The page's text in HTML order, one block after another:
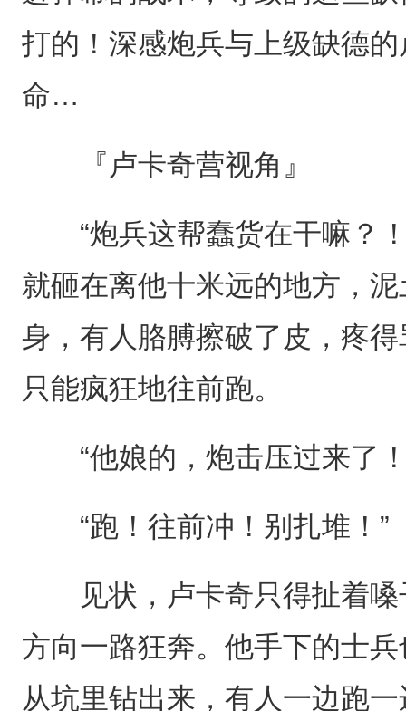
打的！深感炮兵与上级缺德
命…
『卢卡奇营视角』
“炮兵这帮蠢货在干嘛？！
就砸在离他十米远的地方，
身，有人胳膊擦破了皮，疼
只能疯狂地往前跑。
“他娘的，炮击压过来了！
“跑！往前冲！别扎堆！”
见状，卢卡奇只得扯着嗓
方向一路狂奔。他手下的士
从坑里钻出来，有人一边跑